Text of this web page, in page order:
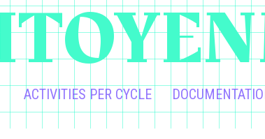
ACTIVITIES PER CYCLE